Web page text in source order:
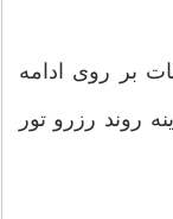
بر روی ادامه
روند رزرو تور